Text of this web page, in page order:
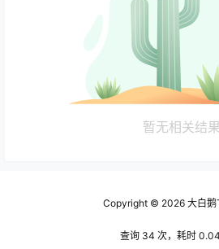
暂无相关结果
Copyright © 2026大白鹅
查询 34 次，耗时